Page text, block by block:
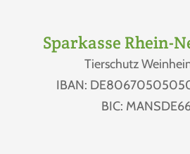
Sparkasse Rhein-
Tierschutz
IBAN:
BIC: